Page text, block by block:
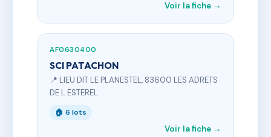
Voir la fiche →
AF0630400
SCI PATACHON
📍 LIEU DIT LE PLANESTEL, 83600 LES ADRETS
DE L ESTEREL
🏠 6 lots
Voir la fiche →